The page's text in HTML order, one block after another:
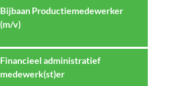
Bijbaan Productiemedewerker
(m/v)
Financieel administratief
medewerk(st)er